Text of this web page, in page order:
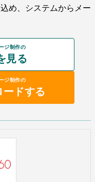
め、システムからメー
ジ制作の
見る
ジ制作の
ードする